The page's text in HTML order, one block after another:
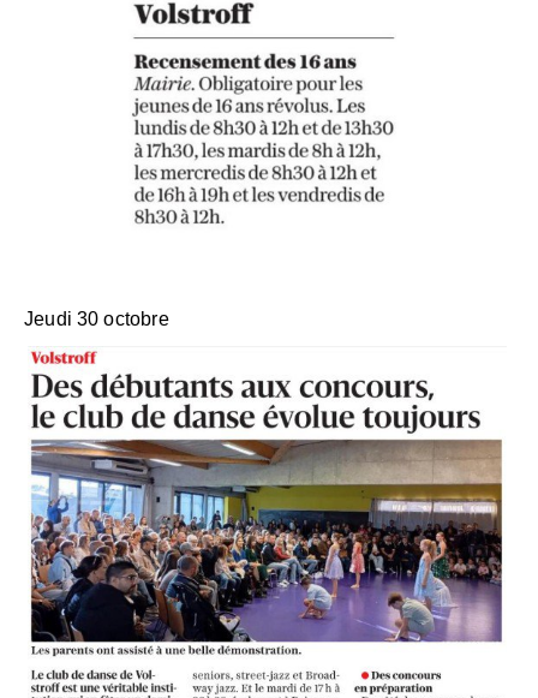
Jeudi 30 octobre